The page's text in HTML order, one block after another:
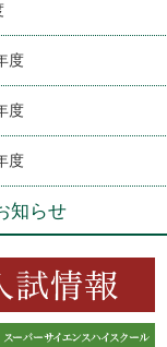
度
度
度
知らせ